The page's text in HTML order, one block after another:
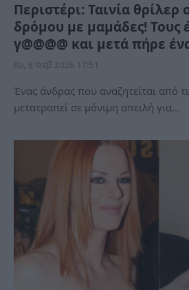
Περιστέρι: Ταινία θρίλερ
δρόμου με μαμάδες! Τους
γ@@@@ και μετά πήρε
Κυ, 8 Φεβ 2026 17:51
Ένας άνδρας που αναζητείται από
μετατραπεί σε μόνιμη απειλή για…